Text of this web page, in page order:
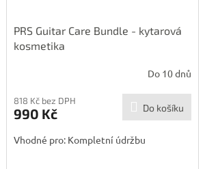
PRS Guitar Care Bundle - kytarová
kosmetika
Do 10 dnů
818 Kč bez DPH
990 Kč Do košíku
Vhodné pro: Kompletní údržbu